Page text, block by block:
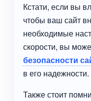
Кстати, если вы
чтобы ваш сайт
необходимые
скорости, вы
безопасности
в его надежности.
Также стоит